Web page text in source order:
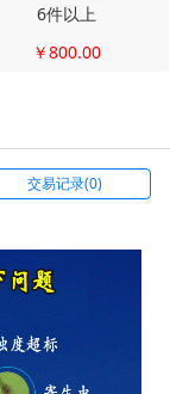
6件以上
￥800.00
交易记录(0)